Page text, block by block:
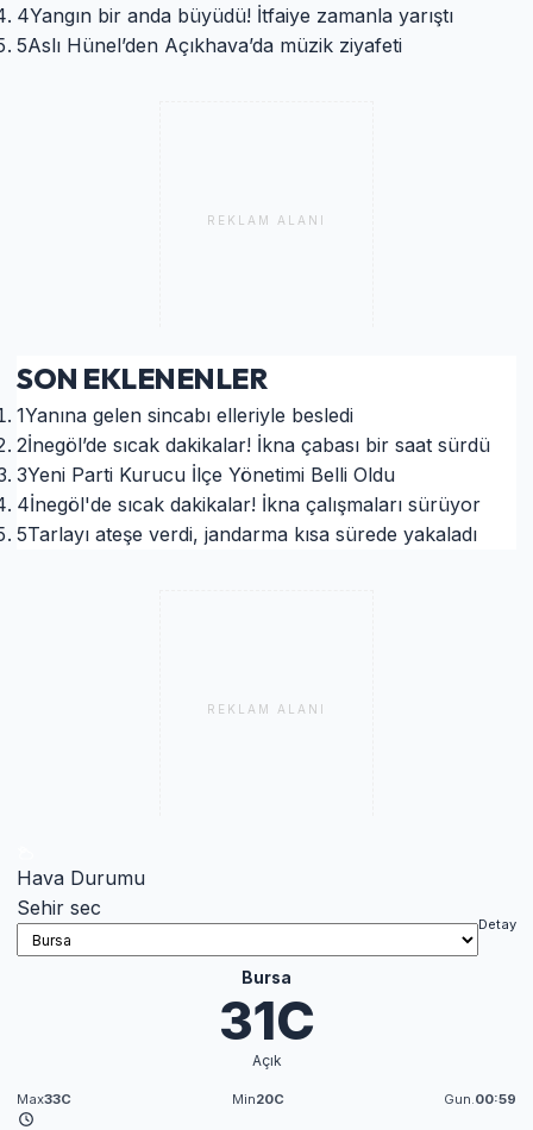
4Yangın bir anda büyüdü! İtfaiye zamanla yarıştı
5Aslı Hünel’den Açıkhava’da müzik ziyafeti
REKLAM ALANI
SON EKLENENLER
1Yanına gelen sincabı elleriyle besledi
2İnegöl’de sıcak dakikalar! İkna çabası bir saat sürdü
3Yeni Parti Kurucu İlçe Yönetimi Belli Oldu
4İnegöl'de sıcak dakikalar! İkna çalışmaları sürüyor
5Tarlayı ateşe verdi, jandarma kısa sürede yakaladı
REKLAM ALANI
Hava Durumu
Sehir sec
Detay
Bursa
31C
Açık
Max33C Min20C Gun.00:59